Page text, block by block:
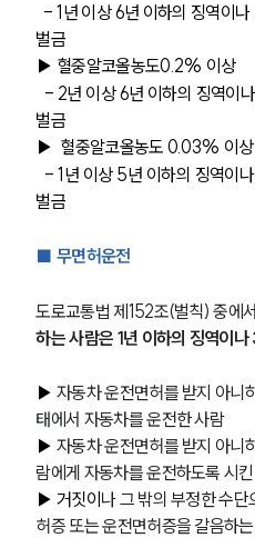
벌금
▶ 혈중알코올농도0.2% 이상
벌금
▶ 혈중알코올농도 0.03% 이
벌금
■ 무면허운전
도로교통법 제152조(벌칙) 중에서
하는 사람은 1년 이하의 징역이
▶ 자동차 운전면허를 받지 아니
태에서 자동차를 운전한 사람
▶ 자동차 운전면허를 받지 아니
람에게 자동차를 운전하도록 시
▶ 거짓이나 그 밖의 부정한 수
허증 또는 운전면허증을 갈음하